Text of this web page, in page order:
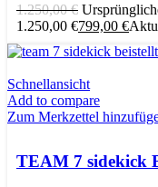
1.250,00€
1.250,00 €799,00 €
Schnellansicht
Add to compare
Zum Merkzettel
TEAM 7 sidekick